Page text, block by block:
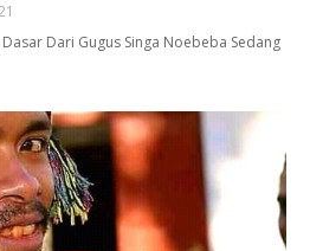
Dari Gugus Singa Noebeba Sedang